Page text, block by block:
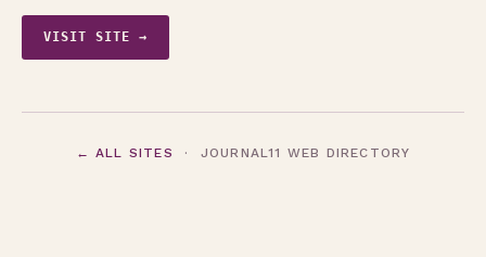
VISIT SITE →
← ALL SITES · JOURNAL11 WEB DIRECTORY